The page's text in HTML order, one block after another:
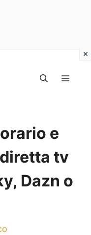
e
tv
Dazn o